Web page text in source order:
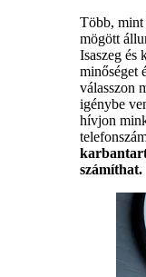
Több, mint
mögött
Isaszeg és
minőséget
válasszon
igénybe
hívjon
számíthat.